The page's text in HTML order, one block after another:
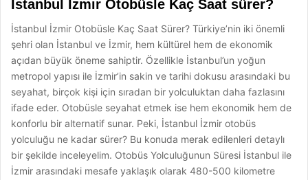
İstanbul İzmir Otobüsle Kaç Saat sürer?
İstanbul İzmir Otobüsle Kaç Saat Sürer? Türkiye’nin iki önemli
şehri olan İstanbul ve İzmir, hem kültürel hem de ekonomik
açıdan büyük öneme sahiptir. Özellikle İstanbul’un yoğun
metropol yapısı ile İzmir’in sakin ve tarihi dokusu arasındaki bu
seyahat, birçok kişi için sıradan bir yolculuktan daha fazlasını
ifade eder. Otobüsle seyahat etmek ise hem ekonomik hem de
konforlu bir alternatif sunar. Peki, İstanbul İzmir otobüs
yolculuğu ne kadar sürer? Bu konuda merak edilenleri detaylı
bir şekilde inceleyelim. Otobüs Yolculuğunun Süresi İstanbul ile
İzmir arasındaki mesafe yaklaşık olarak 480-500 kilometre